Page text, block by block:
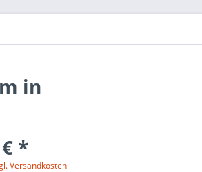
in
*
Versandkosten